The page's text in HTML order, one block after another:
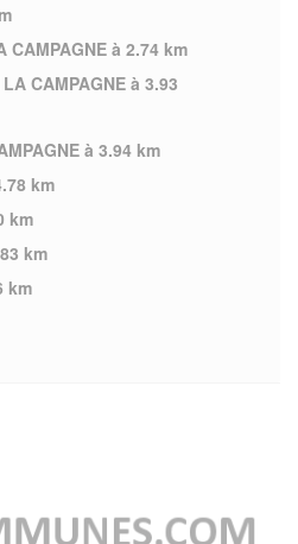
CAMPAGNE à 2.74 km
CAMPAGNE à 3.93
à 3.94 km
km
km
km
km